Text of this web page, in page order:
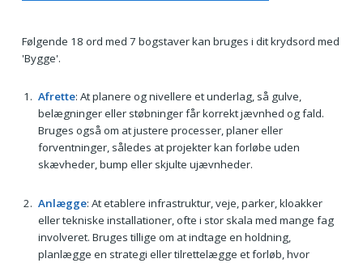
Følgende 18 ord med 7 bogstaver kan bruges i dit krydsord med
'Bygge'.
Afrette: At planere og nivellere et underlag, så gulve,
belægninger eller støbninger får korrekt jævnhed og fald.
Bruges også om at justere processer, planer eller
forventninger, således at projekter kan forløbe uden
skævheder, bump eller skjulte ujævnheder.
Anlægge: At etablere infrastruktur, veje, parker, kloakker
eller tekniske installationer, ofte i stor skala med mange fag
involveret. Bruges tillige om at indtage en holdning,
planlægge en strategi eller tilrettelægge et forløb, hvor